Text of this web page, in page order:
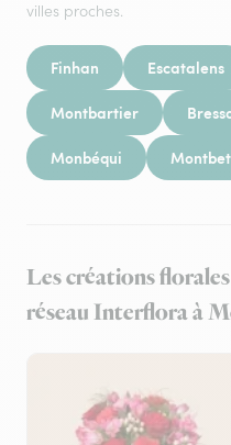
villes proches.
Finhan Escatalens
Montbartier
Monbéqui
Les créations
réseau Interflora à